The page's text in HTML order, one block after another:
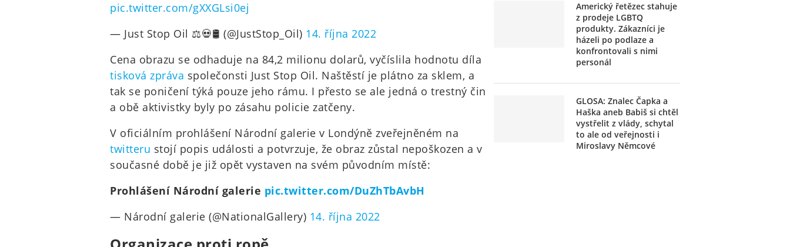
pic.twitter.com/gXXGLsi0ej
— Just Stop Oil ⚖️💀🛢 (@JustStop_Oil) 14. října 2022
Cena obrazu se odhaduje na 84,2 milionu dolarů, vyčíslila hodnotu díla
tisková zpráva společonsti Just Stop Oil. Naštěstí je plátno za sklem, a
tak se poničení týká pouze jeho rámu. I přesto se ale jedná o trestný čin
a obě aktivistky byly po zásahu policie zatčeny.
V oficiálním prohlášení Národní galerie v Londýně zveřejněném na
twitteru stojí popis události a potvrzuje, že obraz zůstal nepoškozen a v
současné době je již opět vystaven na svém původním místě:
Prohlášení Národní galerie pic.twitter.com/DuZhTbAvbH
— Národní galerie (@NationalGallery) 14. října 2022
Americký řetězec stahuje
z prodeje LGBTQ
produkty. Zákazníci je
házeli po podlaze a
konfrontovali s nimi
personál
GLOSA: Znalec Čapka a
Haška aneb Babiš si chtěl
vystřelit z vlády, schytal
to ale od veřejnosti i
Miroslavy Němcové